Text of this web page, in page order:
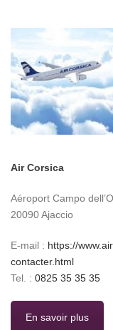
Air Corsica
Aéroport Campo
20090 Ajaccio
E-mail : https://
contacter.html
Tel. : 0825 35 35 35
En savoir plus